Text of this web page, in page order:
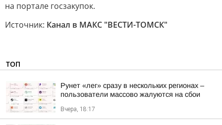
на портале госзакупок.
Источник: Канал в МАКС "ВЕСТИ-ТОМСК"
ТОП
Рунет «лег» сразу в нескольких регионах –
пользователи массово жалуются на сбои
Вчера, 18:17